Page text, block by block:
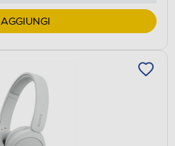
AGGIUNGI